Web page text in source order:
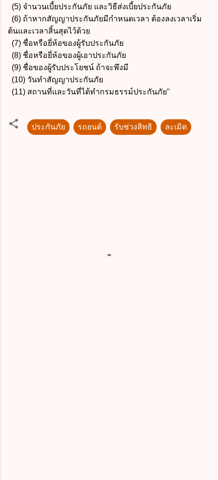
(5) จำนวนเบี้ยประกันภัย และวิธีส่งเบี้ยประกันภัย
(6) ถ้าหากสัญญาประกันภัยมีกำหนดเวลา ต้องลงเวลาเริ่ม
ต้นและเวลาสิ้นสุดไว้ด้วย
(7) ชื่อหรือยี่ห้อของผู้รับประกันภัย
(8) ชื่อหรือยี่ห้อของผู้เอาประกันภัย
(9) ชื่อของผู้รับประโยชน์ ถ้าจะพึงมี
(10) วันทำสัญญาประกันภัย
(11) สถานที่และวันที่ได้ทำกรมธรรม์ประกันภัย"
ประกันภัย รถยนต์ รับช่วงสิทธิ ละเมิด